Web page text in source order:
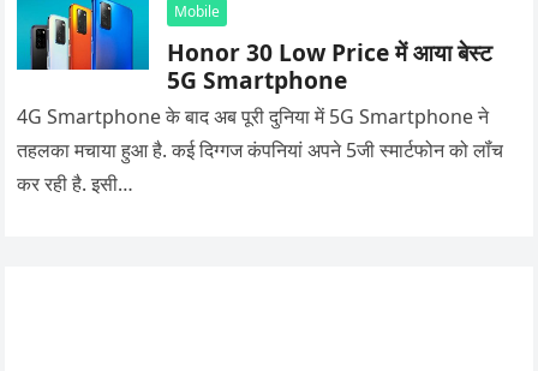
Mobile
Honor 30 Low Price में आया बेस्ट
5G Smartphone
4G Smartphone के बाद अब पूरी दुनिया में 5G Smartphone ने
तहलका मचाया हुआ है. कई दिग्गज कंपनियां अपने 5जी स्मार्टफोन को लॉंच
कर रही है. इसी…